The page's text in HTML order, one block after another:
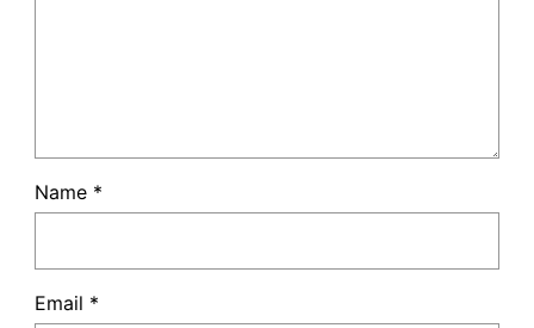
Name *
Email *